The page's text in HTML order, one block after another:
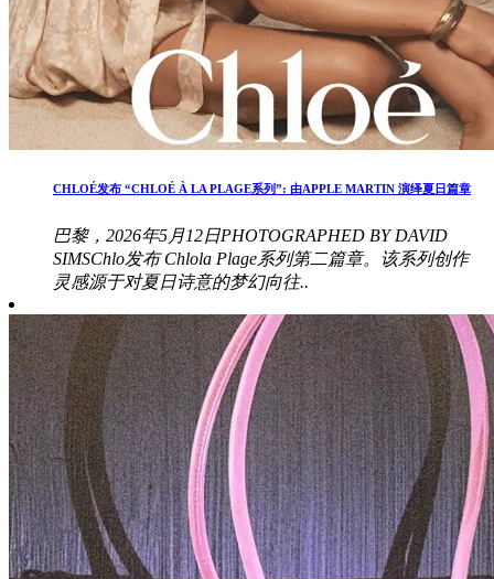
CHLOÉ发布 “CHLOÉ À LA PLAGE系列”: 由APPLE MARTIN 演绎夏日篇章
巴黎，2026年5月12日PHOTOGRAPHED BY DAVID
SIMSChlo发布 Chlola Plage系列第二篇章。该系列创作
灵感源于对夏日诗意的梦幻向往..